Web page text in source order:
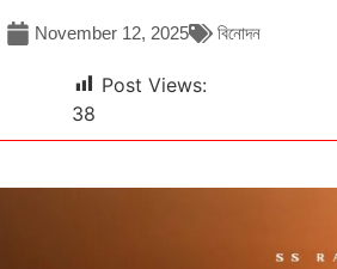
November 12, 2025 বিনোদন
Post Views:
38